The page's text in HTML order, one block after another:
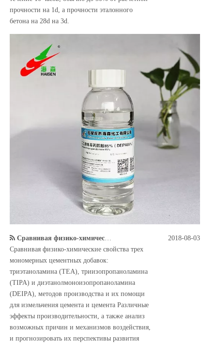
прочности на 1d, а прочности эталонного
бетона на 28d на 3d.
Сравнивая физико-химические свойства трех мономерного цементного помола
Сравнивая физико-химические свойства трех
мономерных цементных добавок:
триэтаноламина (TEA), триизопропаноламина
(TIPA) и диэтанолмоноизопропаноламина
(DEIPA), методов производства и их помощи
для измельчения цемента и цемента Различные
эффекты производительности, а также анализ
возможных причин и механизмов воздействия,
и прогнозировать их перспективы развития
2018-08-03